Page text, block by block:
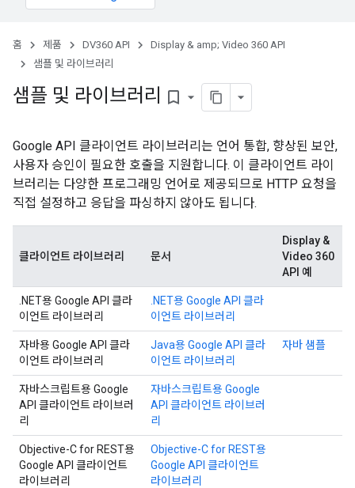
홈 제품 DV360 API
Display & amp; Video 360 API
샘플 및 라이브러리
샘플 및 라이브러리 bookmark_border
Google API 클라이언트 라이브러리는 언어 통합, 향상된 보안,
사용자 승인이 필요한 호출을 지원합니다. 이 클라이언트 라이
브러리는 다양한 프로그래밍 언어로 제공되므로 HTTP 요청을
직접 설정하고 응답을 파싱하지 않아도 됩니다.
클라이언트 라이브러리 문서
Display &
Video 360
API 예
.NET용 Google API 클라
이언트 라이브러리
.NET용 Google API 클라
이언트 라이브러리
자바용 Google API 클라
이언트 라이브러리
Java용 Google API 클라
이언트 라이브러리
자바 샘플
자바스크립트용 Google
API 클라이언트 라이브러
리
자바스크립트용 Google
API 클라이언트 라이브러
리
Objective-C for REST용
Google API 클라이언트
라이브러리
Objective-C for REST용
Google API 클라이언트
라이브러리